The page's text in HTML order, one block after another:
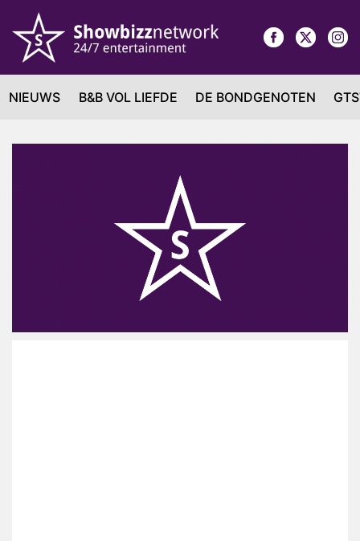
NIEUWS B&B VOL LIEFDE DE BONDGENOTEN